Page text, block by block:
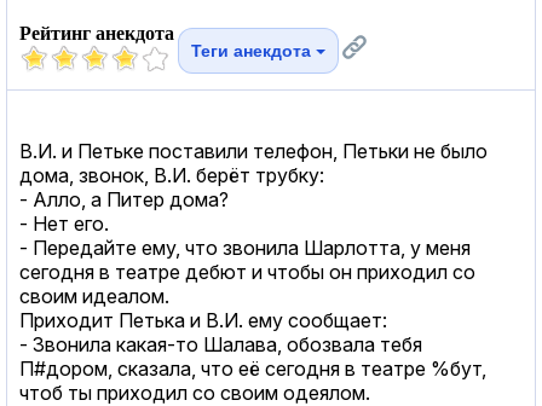
Рейтинг анекдота
Теги анекдота
В.И. и Петьке поставили телефон, Петьки не было
дома, звонок, В.И. берёт трубку:
- Алло, а Питер дома?
- Нет его.
- Передайте ему, что звонила Шарлотта, у меня
сегодня в театре дебют и чтобы он приходил со
своим идеалом.
Приходит Петька и В.И. ему сообщает:
- Звонила какая-то Шалава, обозвала тебя
П#дором, сказала, что её сегодня в театре %бут,
чтоб ты приходил со своим одеялом.